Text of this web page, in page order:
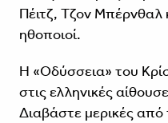
Πέιτζ, Τζον Μπέρνθαλ
ηθοποιοί.
Η «Οδύσσεια» του
στις ελληνικές
Διαβάστε μερικές από